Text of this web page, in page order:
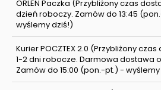
ORLEN Paczka (Przybliżony czas
dzień roboczy. Zamów do 13:45
wyślemy dziś!)
Kurier POCZTEX 2.0 (Przybliżony czas
1-2 dni robocze. Darmowa dostawa
Zamów do 15:00 (pon.-pt.) -